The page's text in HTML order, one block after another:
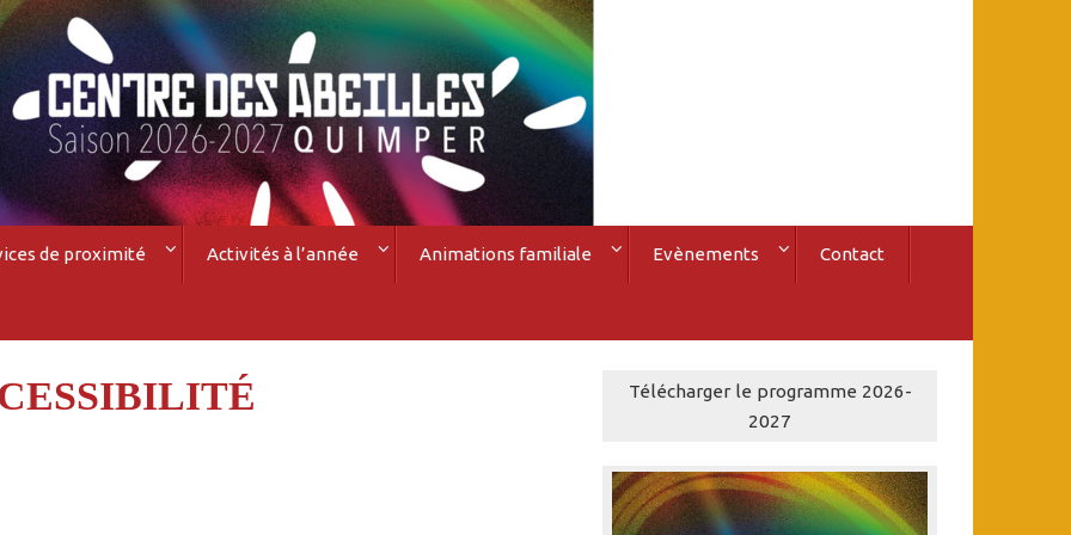
de proximité Activités à l’année Animations familiale Evènements Contact
Télécharger le programme 2026-
2027